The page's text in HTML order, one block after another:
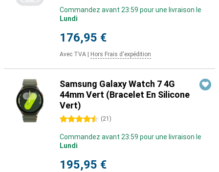
Commandez avant 23:59 pour une livraison le
Lundi
176,95 €
Avec TVA Hors Frais d'expédition
Samsung Galaxy Watch 7 4G
44mm Vert (Bracelet En Silicone
Vert)
4.5 étoiles (21 )
Commandez avant 23:59 pour une livraison le
Lundi
195,95 €